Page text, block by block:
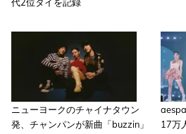
代2位タイを記録
ニューヨークのチャイナタウン
発、チャンパンが新曲「buzzin」
17万